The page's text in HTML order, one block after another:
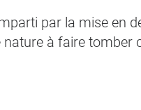
par la mise en
à faire tomber